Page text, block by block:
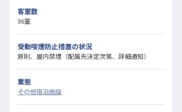
客室数
36室
受動喫煙防止措置の状況
原則、屋内禁煙（配属先決定次第、詳細通知）
業態
その他宿泊施設